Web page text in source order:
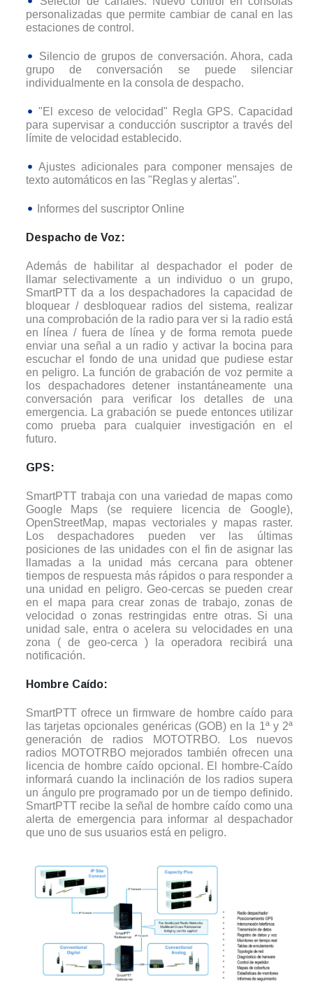
personalizadas que permite cambiar de canal en las
estaciones de control.
Silencio de grupos de conversación. Ahora, cada
grupo de conversación se puede silenciar
individualmente en la consola de despacho.
"El exceso de velocidad" Regla GPS. Capacidad
para supervisar a conducción suscriptor a través del
límite de velocidad establecido.
Ajustes adicionales para componer mensajes de
texto automáticos en las "Reglas y alertas".
Informes del suscriptor Online
Despacho de Voz:
Además de habilitar al despachador el poder de
llamar selectivamente a un individuo o un grupo,
SmartPTT da a los despachadores la capacidad de
bloquear / desbloquear radios del sistema, realizar
una comprobación de la radio para ver si la radio está
en línea / fuera de línea y de forma remota puede
enviar una señal a un radio y activar la bocina para
escuchar el fondo de una unidad que pudiese estar
en peligro. La función de grabación de voz permite a
los despachadores detener instantáneamente una
conversación para verificar los detalles de una
emergencia. La grabación se puede entonces utilizar
como prueba para cualquier investigación en el
futuro.
GPS:
SmartPTT trabaja con una variedad de mapas como
Google Maps (se requiere licencia de Google),
OpenStreetMap, mapas vectoriales y mapas raster.
Los despachadores pueden ver las últimas
posiciones de las unidades con el fin de asignar las
llamadas a la unidad más cercana para obtener
tiempos de respuesta más rápidos o para responder a
una unidad en peligro. Geo-cercas se pueden crear
en el mapa para crear zonas de trabajo, zonas de
velocidad o zonas restringidas entre otras. Si una
unidad sale, entra o acelera su velocidades en una
zona ( de geo-cerca ) la operadora recibirá una
notificación.
Hombre Caído:
SmartPTT ofrece un firmware de hombre caído para
las tarjetas opcionales genéricas (GOB) en la 1ª y 2ª
generación de radios MOTOTRBO. Los nuevos
radios MOTOTRBO mejorados también ofrecen una
licencia de hombre caído opcional. El hombre-Caído
informará cuando la inclinación de los radios supera
un ángulo pre programado por un de tiempo definido.
SmartPTT recibe la señal de hombre caído como una
alerta de emergencia para informar al despachador
que uno de sus usuarios está en peligro.